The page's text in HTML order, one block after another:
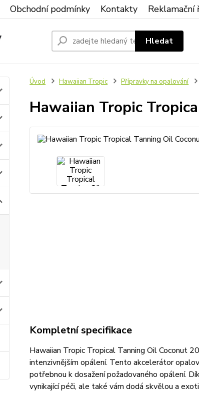
Obchodní podmínky Kontakty Reklamační
Hledat
Úvod Hawaiian Tropic Přípravky na opalování
Hawaiian Tropic
Kompletní specifikace
Hawaiian Tropic Tropical Tanning Oil Coconut
intenzivnějším opálení. Tento akcelerátor
potřebnou k dosažení požadovaného opálení.
vynikající péči, ale také vám dodá skvělou a